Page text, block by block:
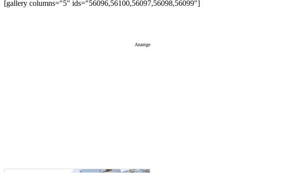
[gallery columns="5" ids="56096,56100,56097,56098,56099"]
Anzeige